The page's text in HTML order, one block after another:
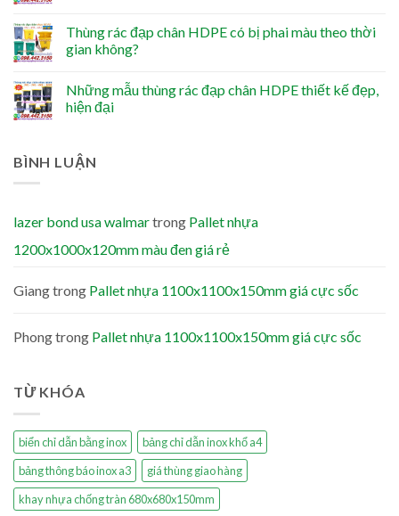
Thùng rác đạp chân HDPE có bị phai màu theo thời
gian không?
Những mẫu thùng rác đạp chân HDPE thiết kế đẹp,
hiện đại
BÌNH LUẬN
lazer bond usa walmartrong Pallet nhựa
1200x1000x120mm màu đen giá rẻ
Giangtrong Pallet nhựa 1100x1100x150mm giá cực sốc
Phongtrong Pallet nhựa 1100x1100x150mm giá cực sốc
TỪ KHÓA
biển chỉ dẫn bằng inox
bảng chỉ dẫn inox khổ a4
bảng thông báo inox a3
giá thùng giao hàng
khay nhựa chống tràn 680x680x150mm